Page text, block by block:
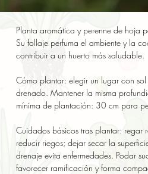
Planta aromática y perenne de hoja
Su follaje perfuma el ambiente y la
contribuir a un huerto más saludable.
Cómo plantar: elegir un lugar con
drenado. Mantener la misma
mínima de plantación: 30 cm para
Cuidados básicos tras plantar: regar
reducir riegos; dejar secar la
drenaje evita enfermedades. Podar
favorecer ramificación y forma